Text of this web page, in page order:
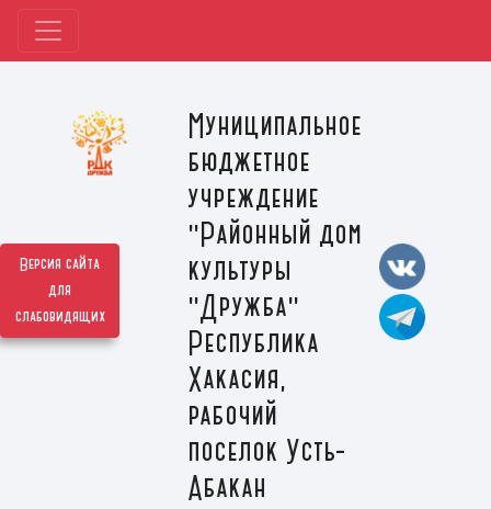
Версия сайта
для
слабовидящих
Муниципальное
бюджетное
учреждение
"Районный дом
культуры
"Дружба"
Республика
Хакасия,
рабочий
поселок Усть-
Абакан